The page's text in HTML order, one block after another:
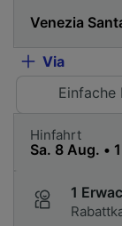
Via
Einfache
Hinfahrt
1